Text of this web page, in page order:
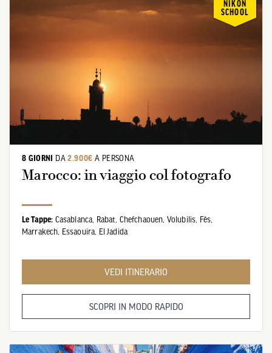
NIKON
SCHOOL
8 GIORNI DA2.900€ A PERSONA
Marocco: in viaggio col fotografo
Le Tappe: Casablanca, Rabat, Chefchaouen, Volubilis,
Fès,
Marrakech,
Essaouira, El Jadida
VEDI ITINERARIO
SCOPRI IN MODO RAPIDO